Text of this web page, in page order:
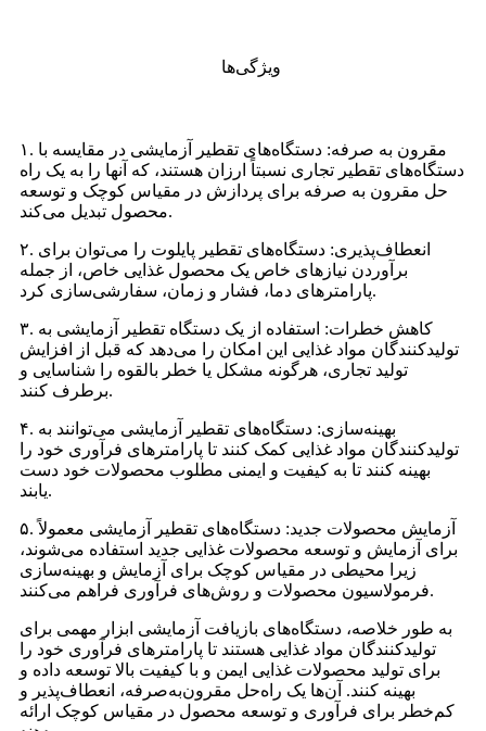
ویژگی‌ها
۱. مقرون به صرفه: دستگاه‌های تقطیر آزمایشی در مقایسه با
دستگاه‌های تقطیر تجاری نسبتاً ارزان هستند، که آنها را به یک راه
حل مقرون به صرفه برای پردازش در مقیاس کوچک و توسعه
محصول تبدیل می‌کند.
۲. انعطاف‌پذیری: دستگاه‌های تقطیر پایلوت را می‌توان برای
برآوردن نیازهای خاص یک محصول غذایی خاص، از جمله
پارامترهای دما، فشار و زمان، سفارشی‌سازی کرد.
۳. کاهش خطرات: استفاده از یک دستگاه تقطیر آزمایشی به
تولیدکنندگان مواد غذایی این امکان را می‌دهد که قبل از افزایش
تولید تجاری، هرگونه مشکل یا خطر بالقوه را شناسایی و
برطرف کنند.
۴. بهینه‌سازی: دستگاه‌های تقطیر آزمایشی می‌توانند به
تولیدکنندگان مواد غذایی کمک کنند تا پارامترهای فرآوری خود را
بهینه کنند تا به کیفیت و ایمنی مطلوب محصولات خود دست
یابند.
۵. آزمایش محصولات جدید: دستگاه‌های تقطیر آزمایشی معمولاً
برای آزمایش و توسعه محصولات غذایی جدید استفاده می‌شوند،
زیرا محیطی در مقیاس کوچک برای آزمایش و بهینه‌سازی
فرمولاسیون محصولات و روش‌های فرآوری فراهم می‌کنند.
به طور خلاصه، دستگاه‌های بازیافت آزمایشی ابزار مهمی برای
تولیدکنندگان مواد غذایی هستند تا پارامترهای فرآوری خود را
برای تولید محصولات غذایی ایمن و با کیفیت بالا توسعه داده و
بهینه کنند. آن‌ها یک راه‌حل مقرون‌به‌صرفه، انعطاف‌پذیر و
کم‌خطر برای فرآوری و توسعه محصول در مقیاس کوچک ارائه